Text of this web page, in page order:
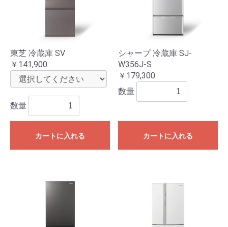
東芝 冷蔵庫 SV
￥141,900
数量
カートに入れる
シャープ 冷蔵庫 SJ-
W356J-S
￥179,300
数量
カートに入れる